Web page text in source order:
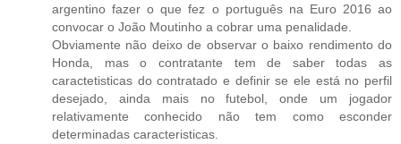
argentino fazer o que fez o português na Euro 2016 ao
convocar o João Moutinho a cobrar uma penalidade.
Obviamente não deixo de observar o baixo rendimento do
Honda, mas o contratante tem de saber todas as
caractetisticas do contratado e definir se ele está no perfil
desejado, ainda mais no futebol, onde um jogador
relativamente conhecido não tem como esconder
determinadas caracteristicas.